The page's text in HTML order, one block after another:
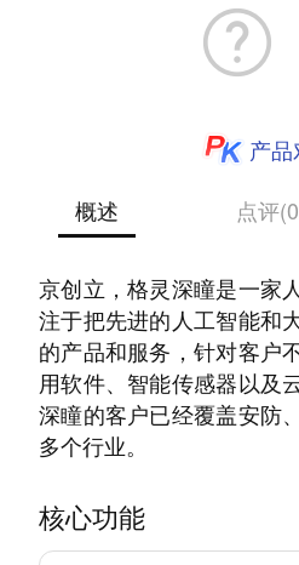
产
概述
点评
京创立，格灵深瞳是一家
注于把先进的人工智能和
的产品和服务，针对客户
用软件、智能传感器以及
深瞳的客户已经覆盖安防
多个行业。
核心功能